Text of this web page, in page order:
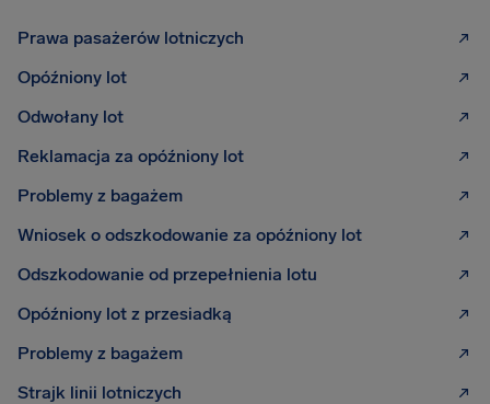
Prawa pasażerów lotniczych
Opóźniony lot
Odwołany lot
Reklamacja za opóźniony lot
Problemy z bagażem
Wniosek o odszkodowanie za opóźniony lot
Odszkodowanie od przepełnienia lotu
Opóźniony lot z przesiadką
Problemy z bagażem
Strajk linii lotniczych